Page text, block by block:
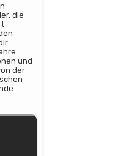
die
und
der